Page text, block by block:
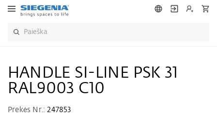
HANDLE SI-LINE PSK 31
RAL9003 C10
Prekės Nr.:247853